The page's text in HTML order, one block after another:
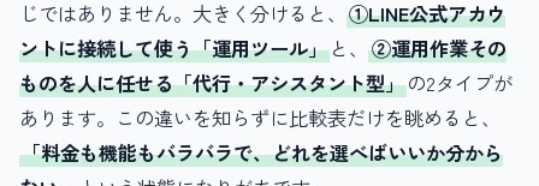
じではありません。大きく分けると、 ①LINE公式アカウ
ントに接続して使う「運用ツール」 と、②運用作業その
ものを人に任せる「代行・アシスタント型」の2タイプが
あります。この違いを知らずに比較表だけを眺めると、
「料金も機能もバラバラで、どれを選べばいいか分から